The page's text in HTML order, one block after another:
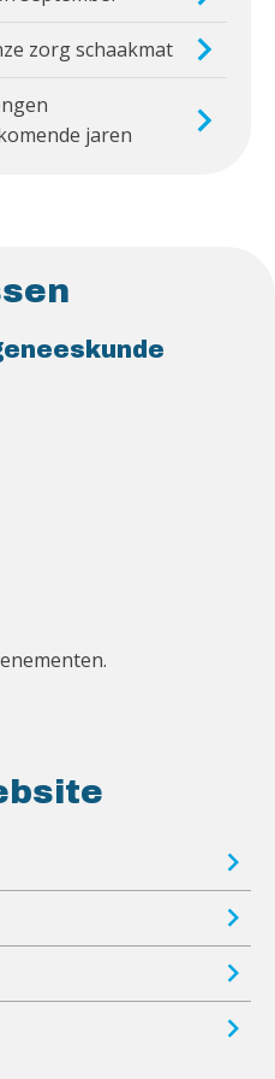
zorg schaakmat
jaren